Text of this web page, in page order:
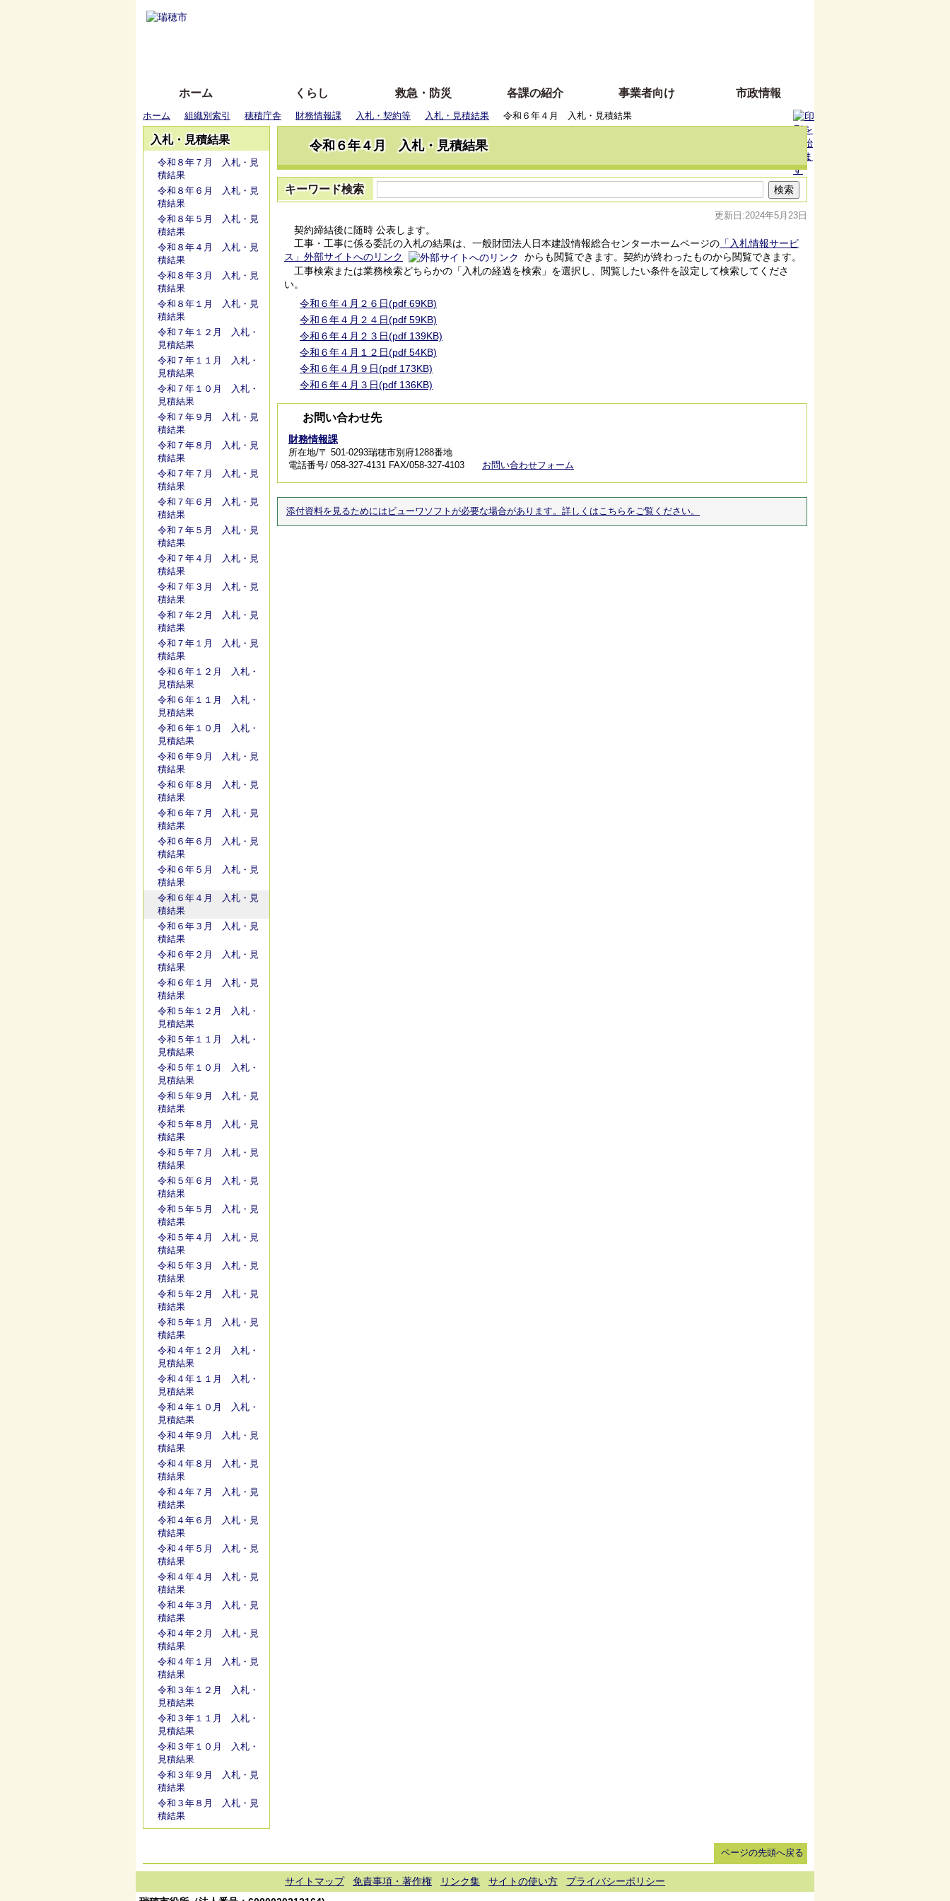
ホーム くらし 救急・防災 各課の紹介 事業者向け 市政情報
ホーム 組織別索引 穂積庁舎 財務情報課 入札・契約等 入札・見積結果 令和６年４月 入札・見積結果
入札・見積結果
令和８年７月 入札・見
積結果
令和８年６月 入札・見
積結果
令和８年５月 入札・見
積結果
令和８年４月 入札・見
積結果
令和８年３月 入札・見
積結果
令和８年１月 入札・見
積結果
令和７年１２月 入札・
見積結果
令和７年１１月 入札・
見積結果
令和７年１０月 入札・
見積結果
令和７年９月 入札・見
積結果
令和７年８月 入札・見
積結果
令和７年７月 入札・見
積結果
令和７年６月 入札・見
積結果
令和７年５月 入札・見
積結果
令和７年４月 入札・見
積結果
令和７年３月 入札・見
積結果
令和７年２月 入札・見
積結果
令和７年１月 入札・見
積結果
令和６年１２月 入札・
見積結果
令和６年１１月 入札・
見積結果
令和６年１０月 入札・
見積結果
令和６年９月 入札・見
積結果
令和６年８月 入札・見
積結果
令和６年７月 入札・見
積結果
令和６年６月 入札・見
積結果
令和６年５月 入札・見
積結果
令和６年４月 入札・見
積結果
令和６年３月 入札・見
積結果
令和６年２月 入札・見
積結果
令和６年１月 入札・見
積結果
令和５年１２月 入札・
見積結果
令和５年１１月 入札・
見積結果
令和５年１０月 入札・
見積結果
令和５年９月 入札・見
積結果
令和５年８月 入札・見
積結果
令和５年７月 入札・見
積結果
令和５年６月 入札・見
積結果
令和５年５月 入札・見
積結果
令和５年４月 入札・見
積結果
令和５年３月 入札・見
積結果
令和５年２月 入札・見
積結果
令和５年１月 入札・見
積結果
令和４年１２月 入札・
見積結果
令和４年１１月 入札・
見積結果
令和４年１０月 入札・
見積結果
令和４年９月 入札・見
積結果
令和４年８月 入札・見
積結果
令和４年７月 入札・見
積結果
令和４年６月 入札・見
積結果
令和４年５月 入札・見
積結果
令和４年４月 入札・見
積結果
令和４年３月 入札・見
積結果
令和４年２月 入札・見
積結果
令和４年１月 入札・見
積結果
令和３年１２月 入札・
見積結果
令和３年１１月 入札・
見積結果
令和３年１０月 入札・
見積結果
令和３年９月 入札・見
積結果
令和３年８月 入札・見
積結果
令和６年４月 入札・見積結果
キーワード検索
更新日:2024年5月23日
契約締結後に随時 公表します。
工事・工事に係る委託の入札の結果は、一般財団法人日本建設情報総合センターホームページの 「入札情報サービ
ス」外部サイトへのリンク
からも閲覧できます。契約が終わったものから閲覧できます。
工事検索または業務検索どちらかの「入札の経過を検索」を選択し、閲覧したい条件を設定して検索してくださ
い。
令和６年４月２６日(pdf 69KB)
令和６年４月２４日(pdf 59KB)
令和６年４月２３日(pdf 139KB)
令和６年４月１２日(pdf 54KB)
令和６年４月９日(pdf 173KB)
令和６年４月３日(pdf 136KB)
お問い合わせ先
財務情報課
所在地/〒 501-0293瑞穂市別府1288番地
電話番号/ 058-327-4131 FAX/058-327-4103 お問い合わせフォーム
添付資料を見るためにはビューワソフトが必要な場合があります。詳しくはこちらをご覧ください。
ページの先頭へ戻る
サイトマップ 免責事項・著作権 リンク集 サイトの使い方
プライバシーポリシー